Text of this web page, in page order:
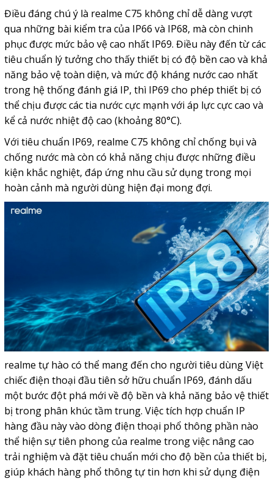
Điều đáng chú ý là realme C75 không chỉ dễ dàng vượt
qua những bài kiểm tra của IP66 và IP68, mà còn chinh
phục được mức bảo vệ cao nhất IP69. Điều này đến từ các
tiêu chuẩn lý tưởng cho thấy thiết bị có độ bền cao và khả
năng bảo vệ toàn diện, và mức độ kháng nước cao nhất
trong hệ thống đánh giá IP, thì IP69 cho phép thiết bị có
thể chịu được các tia nước cực mạnh với áp lực cực cao và
kể cả nước nhiệt độ cao (khoảng 80°C).
Với tiêu chuẩn IP69, realme C75 không chỉ chống bụi và
chống nước mà còn có khả năng chịu được những điều
kiện khắc nghiệt, đáp ứng nhu cầu sử dụng trong mọi
hoàn cảnh mà người dùng hiện đại mong đợi.
realme tự hào có thể mang đến cho người tiêu dùng Việt
chiếc điện thoại đầu tiên sở hữu chuẩn IP69, đánh dấu
một bước đột phá mới về độ bền và khả năng bảo vệ thiết
bị trong phân khúc tầm trung. Việc tích hợp chuẩn IP
hàng đầu này vào dòng điện thoại phổ thông phần nào
thể hiện sự tiên phong của realme trong việc nâng cao
trải nghiệm và đặt tiêu chuẩn mới cho độ bền của thiết bị,
giúp khách hàng phổ thông tự tin hơn khi sử dụng điện